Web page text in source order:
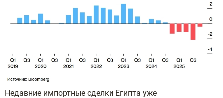
Недавние импортные сделки Египта уже